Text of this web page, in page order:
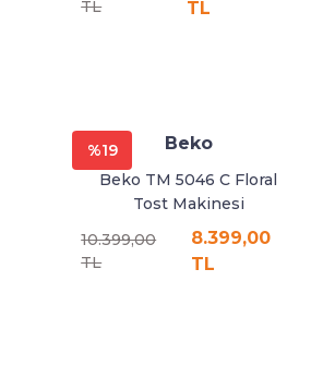
TL
TL
%19 Beko
Beko TM 5046 C Floral
Tost Makinesi
10.399,00
TL
8.399,00
TL